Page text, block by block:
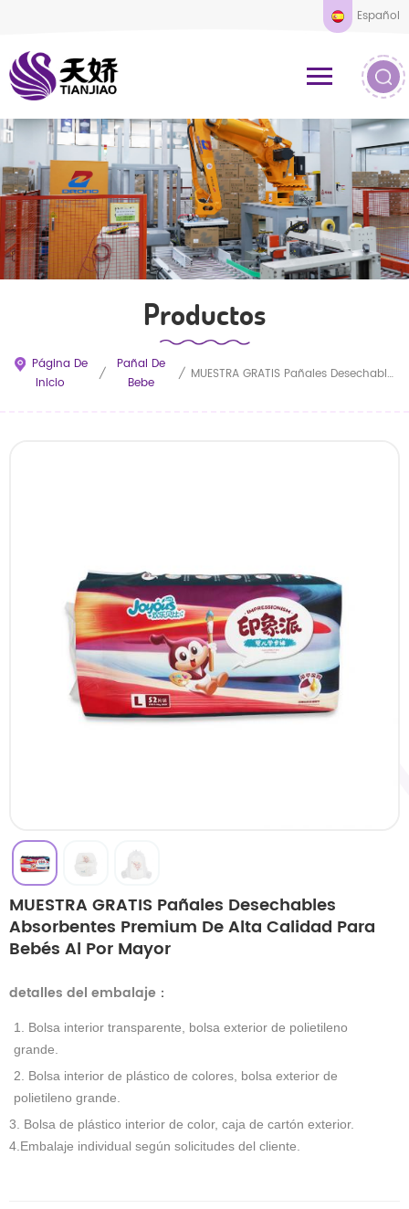
Español
Productos
Página De
Inicio
/
Pañal De
Bebe
/ MUESTRA GRATIS Pañales Desechables Absorbentes Premium De Alta Calidad Para Bebés Al Por Mayor
MUESTRA GRATIS Pañales Desechables
Absorbentes Premium De Alta Calidad Para
Bebés Al Por Mayor
detalles del embalaje ：
1. Bolsa interior transparente, bolsa exterior de polietileno
grande.
2. Bolsa interior de plástico de colores, bolsa exterior de
polietileno grande.
3. Bolsa de plástico interior de color, caja de cartón exterior.
4.Embalaje individual según solicitudes del cliente.